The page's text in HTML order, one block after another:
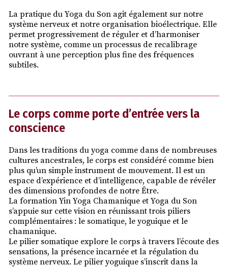
La pratique du Yoga du Son agit également sur notre
système nerveux et notre organisation bioélectrique. Elle
permet progressivement de réguler et d’harmoniser
notre système, comme un processus de recalibrage
ouvrant à une perception plus fine des fréquences
subtiles.
Le corps comme porte d’entrée vers la
conscience
Dans les traditions du yoga comme dans de nombreuses
cultures ancestrales, le corps est considéré comme bien
plus qu’un simple instrument de mouvement. Il est un
espace d’expérience et d’intelligence, capable de révéler
des dimensions profondes de notre Être.
La formation Yin Yoga Chamanique et Yoga du Son
s’appuie sur cette vision en réunissant trois piliers
complémentaires : le somatique, le yoguique et le
chamanique.
Le pilier somatique explore le corps à travers l’écoute des
sensations, la présence incarnée et la régulation du
système nerveux. Le pilier yoguique s’inscrit dans la